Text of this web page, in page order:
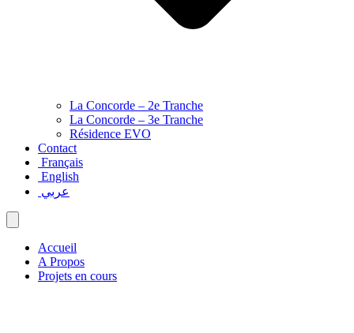
La Concorde – 2e Tranche
La Concorde – 3e Tranche
Résidence EVO
Contact
Français
English
عربي
Accueil
A Propos
Projets en cours